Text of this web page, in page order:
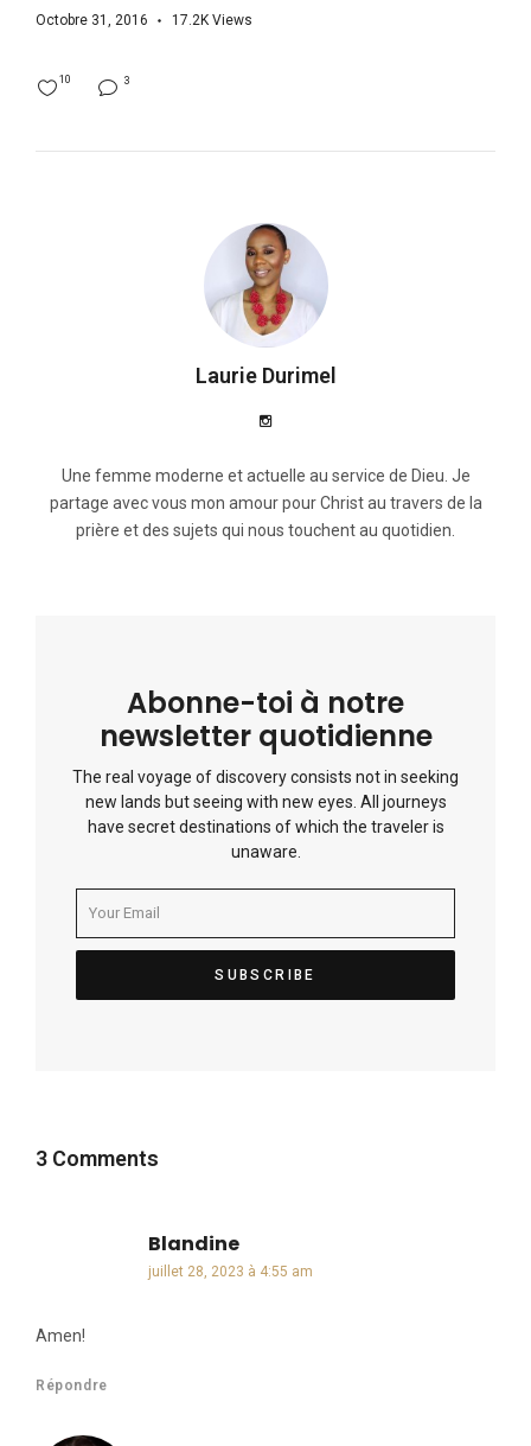
Octobre 31, 2016 17.2K Views
3
10
Laurie Durimel
Une femme moderne et actuelle au service de Dieu. Je
partage avec vous mon amour pour Christ au travers de la
prière et des sujets qui nous touchent au quotidien.
Abonne-toi à notre
newsletter quotidienne
The real voyage of discovery consists not in seeking
new lands but seeing with new eyes. All journeys
have secret destinations of which the traveler is
unaware.
3 Comments
Blandinedit :
juillet 28, 2023 à 4:55 am
Amen!
Répondre